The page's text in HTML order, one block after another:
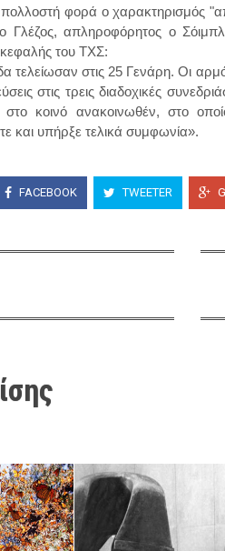
πολλοστή φορά ο χαρακτηρισμός
Γλέζος, απληροφόρητος ο
του ΤΧΣ:
τελείωσαν στις 25 Γενάρη. Οι
στις τρεις διαδοχικές
κοινό ανακοινωθέν, στο
και υπήρξε τελικά συμφωνία».
FACEBOOK TWEETER